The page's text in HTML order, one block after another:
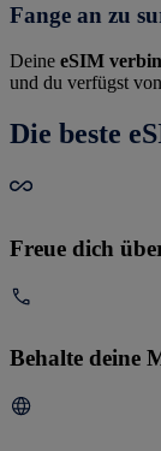
Fange an zu
Deine eSIM
und du verfügst
Die beste
Freue dich
Behalte deine